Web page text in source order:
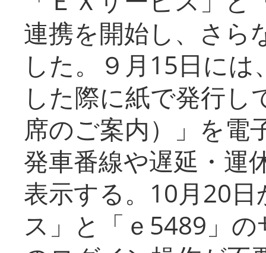
連携を開始し、さら
した。９月15日に
した際に紙で発行し
席のご案内）」を電
発車番線や遅延・運
表示する。10月20
ス」と「ｅ5489」